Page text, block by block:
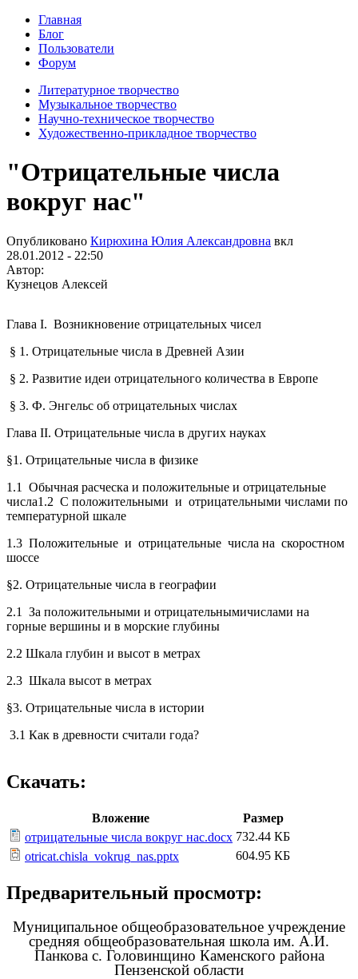
Главная
Блог
Пользователи
Форум
Литературное творчество
Музыкальное творчество
Научно-техническое творчество
Художественно-прикладное творчество
"Отрицательные числа
вокруг нас"
Опубликовано Кирюхина Юлия Александровна вкл
28.01.2012 - 22:50
Автор:
Кузнецов Алексей
Глава I. Возникновение отрицательных чисел
§ 1. Отрицательные числа в Древней Азии
§ 2. Развитие идеи отрицательного количества в Европе
§ 3. Ф. Энгельс об отрицательных числах
Глава II. Отрицательные числа в других науках
§1. Отрицательные числа в физике
1.1 Обычная расческа и положительные и отрицательные
числа1.2 С положительными и отрицательными числами по
температурной шкале
1.3 Положительные и отрицательные числа на скоростном
шоссе
§2. Отрицательные числа в географии
2.1 За положительными и отрицательнымичислами на
горные вершины и в морские глубины
2.2 Шкала глубин и высот в метрах
2.3 Шкала высот в метрах
§3. Отрицательные числа в истории
3.1 Как в древности считали года?
Скачать:
Вложение
Размер
отрицательные числа вокруг нас.docx 732.44 КБ
otricat.chisla_vokrug_nas.pptx
604.95 КБ
Предварительный просмотр:
Муниципальное общеобразовательное учреждение
средняя общеобразовательная школа им. А.И.
Панкова с. Головинщино Каменского района
Пензенской области